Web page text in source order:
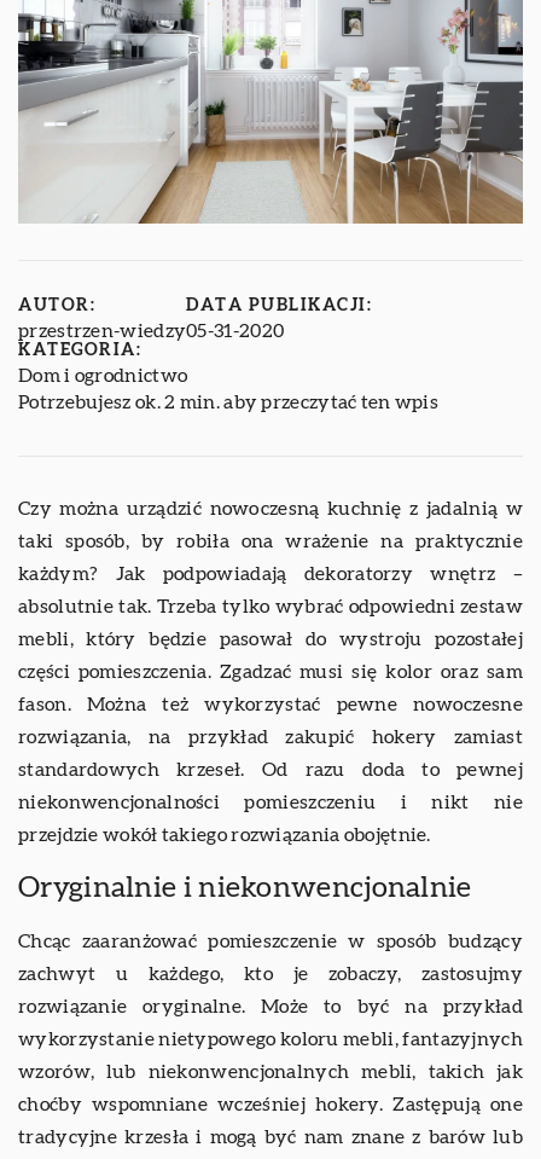
AUTOR:
przestrzen-wiedzy
DATA PUBLIKACJI:
05-31-2020
KATEGORIA:
Dom i ogrodnictwo
Potrzebujesz ok. 2 min. aby przeczytać ten wpis
Czy można urządzić nowoczesną kuchnię z jadalnią w
taki sposób, by robiła ona wrażenie na praktycznie
każdym? Jak podpowiadają dekoratorzy wnętrz –
absolutnie tak. Trzeba tylko wybrać odpowiedni zestaw
mebli, który będzie pasował do wystroju pozostałej
części pomieszczenia. Zgadzać musi się kolor oraz sam
fason. Można też wykorzystać pewne nowoczesne
rozwiązania, na przykład zakupić hokery zamiast
standardowych krzeseł. Od razu doda to pewnej
niekonwencjonalności pomieszczeniu i nikt nie
przejdzie wokół takiego rozwiązania obojętnie.
Oryginalnie i niekonwencjonalnie
Chcąc zaaranżować pomieszczenie w sposób budzący
zachwyt u każdego, kto je zobaczy, zastosujmy
rozwiązanie oryginalne. Może to być na przykład
wykorzystanie nietypowego koloru mebli, fantazyjnych
wzorów, lub niekonwencjonalnych mebli, takich jak
choćby wspomniane wcześniej hokery. Zastępują one
tradycyjne krzesła i mogą być nam znane z barów lub